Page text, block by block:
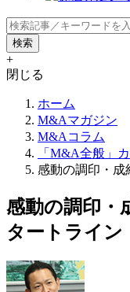
+
閉じる
ホーム
M&Aマガジン
M&Aコラム
「M&A全般」
感動の調印・成
感動の調印・
タートライン